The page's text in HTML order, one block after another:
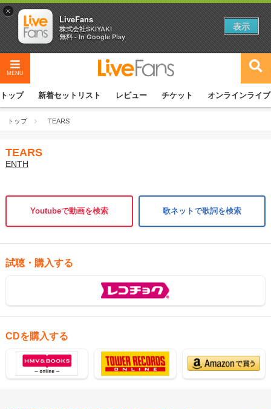
MENU
トップ 新着セットリスト レビュー チケット オンラインライブ
トップ TEARS
TEARS
ENTH
Youtubeで動画を検索 歌ネットで歌詞を検索
試聴・購入する
CDを購入する
×
LiveFans
株式会社SKIYAKI
無料 - In Google Play
表示